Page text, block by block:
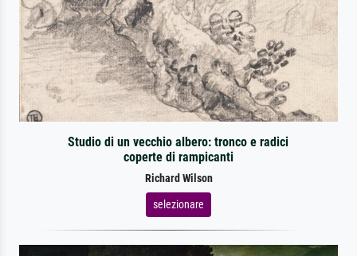
Studio di un vecchio albero: tronco e radici
coperte di rampicanti
Richard Wilson
selezionare